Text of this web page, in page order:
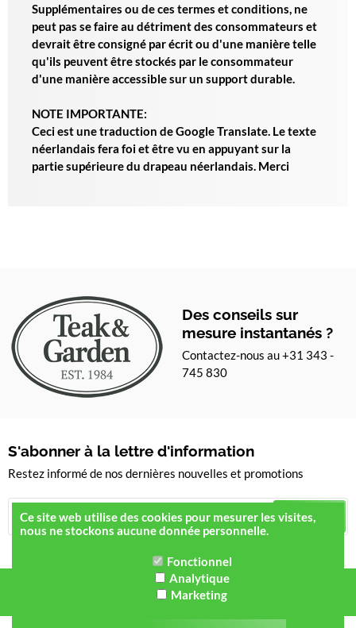
Supplémentaires ou de ces termes et conditions, ne
peut pas se faire au détriment des consommateurs et
devrait être consigné par écrit ou d'une manière telle
qu'ils peuvent être stockés par le consommateur
d'une manière accessible sur un support durable.
NOTE IMPORTANTE:
Ceci est une traduction de Google Translate. Le texte
néerlandais fera foi et être vu en appuyant sur la
partie supérieure du drapeau néerlandais. Merci
Des conseils sur
mesure instantanés ?
Contactez-nous au +31 343 -
745 830
S'abonner à la lettre d'information
Restez informé de nos dernières nouvelles et promotions
S'inscrire
Ce site web utilise des cookies pour mesurer les visites,
nous ne stockons aucune donnée personnelle.
Fonctionnel
Analytique
Marketing